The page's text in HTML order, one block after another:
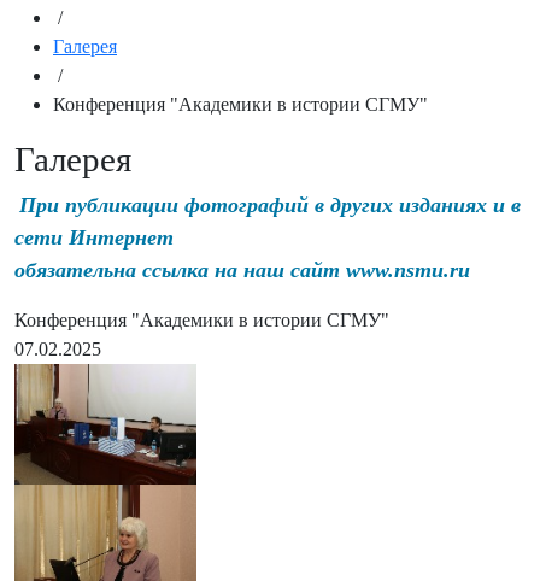
/
Галерея
/
Конференция "Академики в истории СГМУ"
Галерея
При публикации фотографий в других изданиях и в
сети Интернет
обязательна ссылка на наш сайт www.nsmu.ru
Конференция "Академики в истории СГМУ"
07.02.2025